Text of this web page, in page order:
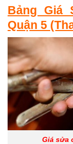
Bảng Giá
Quận 5
Giá sửa